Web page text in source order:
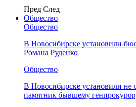
Пред След
Общество
Общество
В Новосибирске установили
Романа Руденко
Общество
В Новосибирске установили не
памятник бывшему